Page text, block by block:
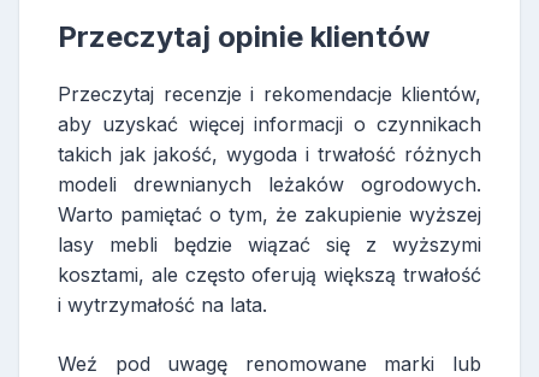
Przeczytaj opinie klientów
Przeczytaj recenzje i rekomendacje klientów,
aby uzyskać więcej informacji o czynnikach
takich jak jakość, wygoda i trwałość różnych
modeli drewnianych leżaków ogrodowych.
Warto pamiętać o tym, że zakupienie wyższej
lasy mebli będzie wiązać się z wyższymi
kosztami, ale często oferują większą trwałość
i wytrzymałość na lata.
Weź pod uwagę renomowane marki lub